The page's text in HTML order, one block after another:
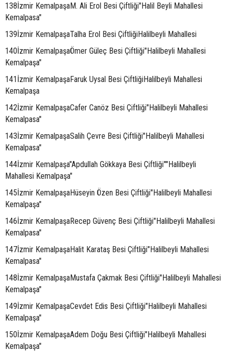
138İzmir KemalpaşaM. Ali Erol Besi Çiftliği"Halil Beyli Mahallesi
Kemalpasa"
139İzmir KemalpaşaTalha Erol Besi ÇiftliğiHalilbeyli Mahallesi
140İzmir KemalpaşaÖmer Güleç Besi Çiftliği"Halilbeyli Mahallesi
Kemalpaşa"
141İzmir KemalpaşaFaruk Uysal Besi ÇiftliğiHalilbeyli Mahallesi
Kemalpaşa
142İzmir KemalpaşaCafer Canöz Besi Çiftliği"Halilbeyli Mahallesi
Kemalpasa"
143İzmir KemalpaşaSalih Çevre Besi Çiftliği"Halilbeyli Mahallesi
Kemalpasa"
144İzmir Kemalpaşa"Apdullah Gökkaya Besi Çiftliği""Halilbeyli
Mahallesi Kemalpaşa"
145İzmir KemalpaşaHüseyin Özen Besi Çiftliği"Halilbeyli Mahallesi
Kemalpaşa"
146İzmir KemalpaşaRecep Güvenç Besi Çiftliği"Halilbeyli Mahallesi
Kemalpasa"
147İzmir KemalpaşaHalit Karataş Besi Çiftliği"Halilbeyli Mahallesi
Kemalpasa"
148İzmir KemalpaşaMustafa Çakmak Besi Çiftliği"Halilbeyli Mahallesi
Kemalpaşa"
149İzmir KemalpaşaCevdet Edis Besi Çiftliği"Halilbeyli Mahallesi
Kemalpaşa"
150İzmir KemalpaşaAdem Doğu Besi Çiftliği"Halilbeyli Mahallesi
Kemalpaşa"